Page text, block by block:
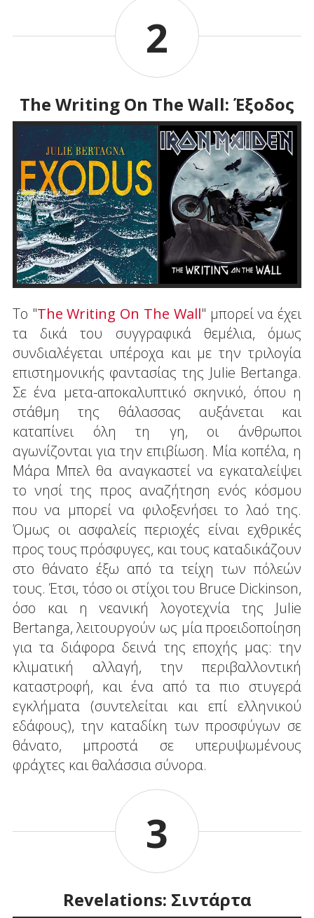
2
The Writing On The Wall: Έξοδος
Το "The Writing On The Wall" μπορεί να έχει
τα δικά του συγγραφικά θεμέλια, όμως
συνδιαλέγεται υπέροχα και με την τριλογία
επιστημονικής φαντασίας της Julie Bertanga.
Σε ένα μετα-αποκαλυπτικό σκηνικό, όπου η
στάθμη της θάλασσας αυξάνεται και
καταπίνει όλη τη γη, οι άνθρωποι
αγωνίζονται για την επιβίωση. Μία κοπέλα, η
Μάρα Μπελ θα αναγκαστεί να εγκαταλείψει
το νησί της προς αναζήτηση ενός κόσμου
που να μπορεί να φιλοξενήσει το λαό της.
Όμως οι ασφαλείς περιοχές είναι εχθρικές
προς τους πρόσφυγες, και τους καταδικάζουν
στο θάνατο έξω από τα τείχη των πόλεών
τους. Έτσι, τόσο οι στίχοι του Bruce Dickinson,
όσο και η νεανική λογοτεχνία της Julie
Bertanga, λειτουργούν ως μία προειδοποίηση
για τα διάφορα δεινά της εποχής μας: την
κλιματική αλλαγή, την περιβαλλοντική
καταστροφή, και ένα από τα πιο στυγερά
εγκλήματα (συντελείται και επί ελληνικού
εδάφους), την καταδίκη των προσφύγων σε
θάνατο, μπροστά σε υπερυψωμένους
φράχτες και θαλάσσια σύνορα.
3
Revelations: Σιντάρτα